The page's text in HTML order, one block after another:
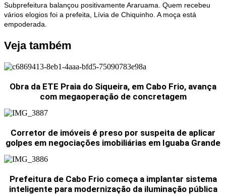
Subprefeitura balançou positivamente Araruama. Quem recebeu
vários elogios foi a prefeita, Lívia de Chiquinho. A moça está
empoderada.
Veja também
Obra da ETE Praia do Siqueira, em Cabo Frio, avança
com megaoperação de concretagem
Corretor de imóveis é preso por suspeita de aplicar
golpes em negociações imobiliárias em Iguaba Grande
Prefeitura de Cabo Frio começa a implantar sistema
inteligente para modernização da iluminação pública